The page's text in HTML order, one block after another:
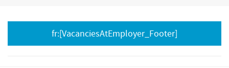
fr:[VacanciesAtEmployer_Footer]